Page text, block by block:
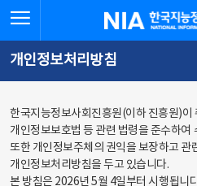
바로가기
바로가기
한국지능정보사회
개인정보처리방침
한국지능정보사회진흥원(이하 진흥원)이
개인정보보호법 등 관련 법령을 준수하여
또한 개인정보주체의 권익을 보장하고 관
개인정보처리방침을 두고 있습니다.
본 방침은 2026년 5월 4일부터 시행됩니